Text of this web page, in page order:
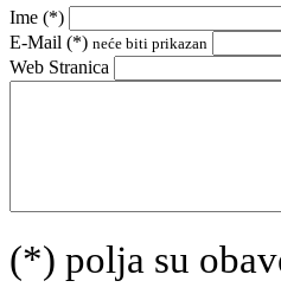
Ime (*)
E-Mail (*) neće biti prikazan
Web Stranica
(*) polja su